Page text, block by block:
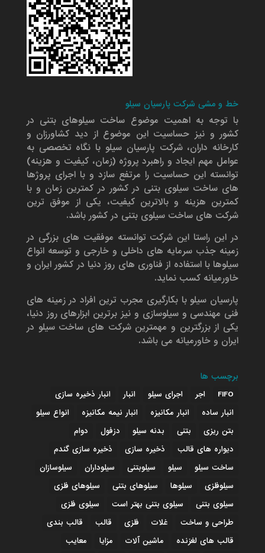
خط و مشی شرکت پارسیان سیلو
با توجه به اهمیت موضوع ساخت سیلوهای بتنی در
کشور و نیز حساسیت این موضوع از دید کشاورزان و
کارخانه داران، شرکت پارسیان سیلو با نگاه تخصصی به
عوامل مهم ایجاد و راهبرد پروژه (زمان، کیفیت و هزینه)
توانسته این حساسیت را مرتفع سازد و با اجرای پروژها
های ساخت سیلوی بتنی در کشور در کمترین زمان و با
کمترین هزینه و بالاترین کیفیت، یکی از موفق ترین
شرکت های ساخت سیلوی بتنی در کشور باشد.
در این راستا این شرکت توانسته موفقیت های بزرگی در
زمینه جذب سرمایه های داخلی و خارجی و توسعه انواع
سیلوها با استفاده از فناوری های روز دنیا در کشور ایران و
خاورمیانه کسب نماید.
پارسیان سیلو با بکارگیری مجرب ترین افراد در زمینه های
فنی مهندسی و سیلوسازی و نیز برترین ابزارهای روز دنیا،
یکی از بزرگترین و مهمترین شرکت های ساخت سیلو در
ایران و خاورمیانه می باشد.
برچسب ها
FIFO اجر اجرای سیلو انبار
انبار ذخیره سازی
انبار ساده
انبار مکانیزه انبار نیمه مکانیزه
انواع سیلو
بتن ریزی
بتنی بدنه سیلو دزفول
دوام
دیواره های قالب
ذخیره سازی
ذخیره سازی گندم
ساخت سیلو
سیلو سیلوبتنی سیلوداران
سیلوسازان
سیلوفلزی
سیلوها سیلوهای بتنی
سیلوهای فلزی
سیلوی بتنی
سیلوی بتنی بهتر است
سیلوی فلزی
طراحی و ساخت
غلات فلزی قالب
قالب بندی
قالب های لغزنده
ماشین آلات مزایا معایب